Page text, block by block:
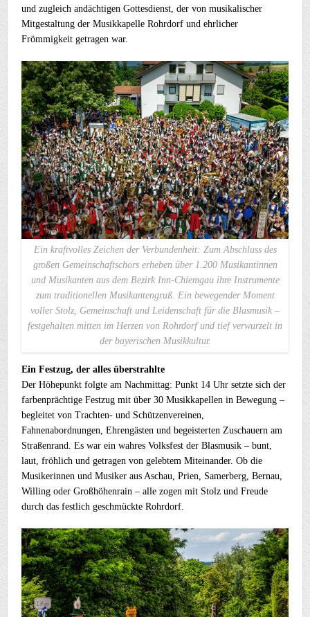
und zugleich andächtigen Gottesdienst, der von musikalischer
Mitgestaltung der Musikkapelle Rohrdorf und ehrlicher
Frömmigkeit getragen war.
Ein kraftvolles Zeichen der Verbundenheit: Zum Abschluss des
großen Gemeinschaftschors erheben über 1.200 Musikantinnen
und Musikanten aus dem Bezirk Inn-Chiemgau ihre Instrumente
zum traditionellen Musikantengruß. Ein bewegender Moment
voller Stolz, Gemeinschaft und Leidenschaft für die Blasmusik –
festgehalten mitten im Herzen von Rohrdorf und tief verwurzelt in
der bayerischen Musikkultur.
Ein Festzug, der alles überstrahlte
Der Höhepunkt folgte am Nachmittag: Punkt 14 Uhr setzte sich der
farbenprächtige Festzug mit über 30 Musikkapellen in Bewegung –
begleitet von Trachten- und Schützenvereinen,
Fahnenabordnungen, Ehrengästen und begeisterten Zuschauern am
Straßenrand. Es war ein wahres Volksfest der Blasmusik – bunt,
laut, fröhlich und getragen von gelebtem Miteinander. Ob die
Musikerinnen und Musiker aus Aschau, Prien, Samerberg, Bernau,
Willing oder Großhöhenrain – alle zogen mit Stolz und Freude
durch das festlich geschmückte Rohrdorf.